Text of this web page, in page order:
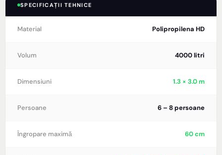
SPECIFICAȚII TEHNICE
Material Polipropilena HD
Volum 4000 litri
Dimensiuni 1.3 × 3.0 m
Persoane 6 – 8 persoane
Îngropare maximă 60 cm